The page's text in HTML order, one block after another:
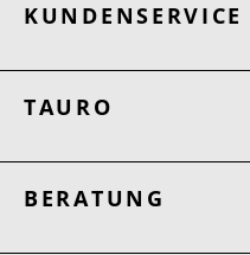
KUNDENSERVICE
TAURO
BERATUNG